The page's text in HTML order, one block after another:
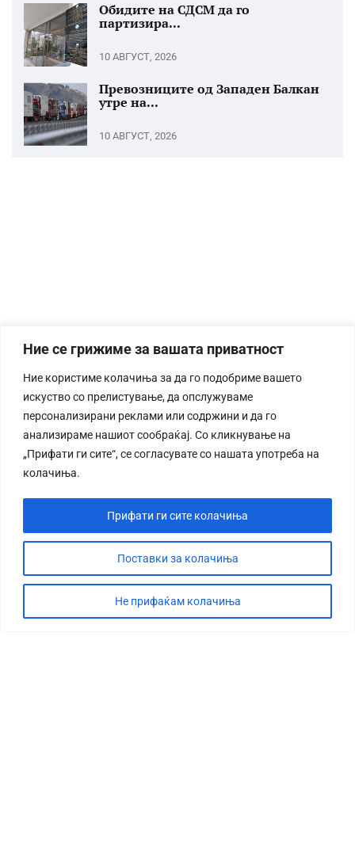
Ние се грижиме за вашата приватност
Ние користиме колачиња за да го подобриме вашето
искуство со прелистување, да опслужуваме
персонализирани реклами или содржини и да го
анализираме нашиот сообраќај. Со кликнување на
„Прифати ги сите“, се согласувате со нашата употреба на
колачиња.
Поставки за колачиња
Не прифаќам колачиња
Прифати ги сите колачиња
Обидите на СДСМ да го
партизира...
10 АВГУСТ, 2026
Превозниците од Западен Балкан
утре на...
10 АВГУСТ, 2026